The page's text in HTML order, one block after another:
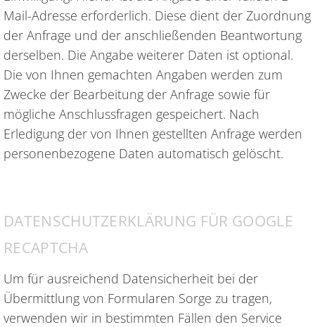
Mail-Adresse erforderlich. Diese dient der Zuordnung
der Anfrage und der anschließenden Beantwortung
derselben. Die Angabe weiterer Daten ist optional.
Die von Ihnen gemachten Angaben werden zum
Zwecke der Bearbeitung der Anfrage sowie für
mögliche Anschlussfragen gespeichert. Nach
Erledigung der von Ihnen gestellten Anfrage werden
personenbezogene Daten automatisch gelöscht.
DATENSCHUTZERKLÄRUNG FÜR GOOGLE
RECAPTCHA
Um für ausreichend Datensicherheit bei der
Übermittlung von Formularen Sorge zu tragen,
verwenden wir in bestimmten Fällen den Service